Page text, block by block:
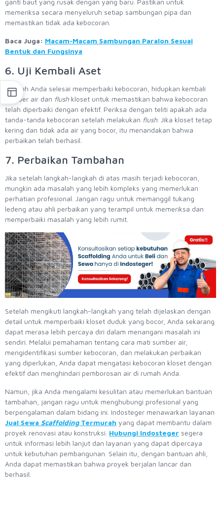
ganti baut yang rusak dengan yang baru. Pastikan untuk
memeriksa secara menyeluruh setiap sambungan pipa dan
memastikan tidak ada kebocoran.
Baca Juga: Macam-Macam Sambungan Paralon Sesuai
Bentuk dan Fungsinya
6. Uji Kembali Aset
Setelah Anda selesai memperbaiki kebocoran, hidupkan kembali
sumber air dan flush kloset untuk memastikan bahwa kebocoran
telah diperbaiki dengan efektif. Periksa dengan teliti apakah ada
tanda-tanda kebocoran setelah melakukan flush . Jika kloset tetap
kering dan tidak ada air yang bocor, itu menandakan bahwa
perbaikan telah berhasil.
7. Perbaikan Tambahan
Jika setelah langkah-langkah di atas masih terjadi kebocoran,
mungkin ada masalah yang lebih kompleks yang memerlukan
perhatian profesional. Jangan ragu untuk memanggil tukang
ledeng atau ahli perbaikan yang terampil untuk memeriksa dan
memperbaiki masalah yang lebih rumit.
Setelah mengikuti langkah-langkah yang telah dijelaskan dengan
detail untuk memperbaiki kloset duduk yang bocor, Anda sekarang
dapat merasa lebih percaya diri dalam menangani masalah ini
sendiri. Melalui pemahaman tentang cara mati sumber air,
mengidentifikasi sumber kebocoran, dan melakukan perbaikan
yang diperlukan, Anda dapat mengatasi kebocoran kloset dengan
efektif dan menghindari pemborosan air di rumah Anda.
Namun, jika Anda mengalami kesulitan atau memerlukan bantuan
tambahan, jangan ragu untuk menghubungi profesional yang
berpengalaman dalam bidang ini. Indosteger menawarkan layanan
Jual Sewa Scaffolding Termurah yang dapat membantu dalam
proyek renovasi atau konstruksi. Hubungi Indosteger segera
untuk informasi lebih lanjut dan layanan yang dapat dipercaya
untuk kebutuhan pembangunan. Selain itu, dengan bantuan ahli,
Anda dapat memastikan bahwa proyek berjalan lancar dan
berhasil.